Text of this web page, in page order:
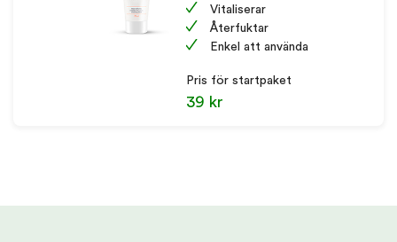
Vitaliserar
Återfuktar
Enkel att använda
Pris för startpaket
39 kr